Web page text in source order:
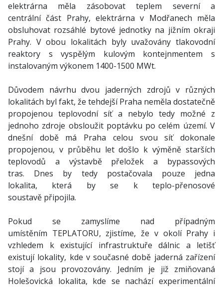
elektrárna měla zásobovat teplem severní a
centrální část Prahy, elektrárna v Modřanech měla
obsluhovat rozsáhlé bytové jednotky na jižním okraji
Prahy. V obou lokalitách byly uvažovány tlakovodní
reaktory s vyspělým kulovým kontejnmentem s
instalovaným výkonem 1400-1500 MWt.
Důvodem návrhu dvou jaderných zdrojů v různých
lokalitách byl fakt, že tehdejší Praha neměla dostatečně
propojenou teplovodní síť a nebylo tedy možné z
jednoho zdroje obsloužit poptávku po celém území. V
dnešní době má Praha celou svou síť dokonale
propojenou, v průběhu let došlo k výměně starších
teplovodů a výstavbě přeložek a bypassových
tras. Dnes by tedy postačovala pouze jedna
lokalita, která by se k teplo-přenosové
soustavě připojila.
Pokud se zamyslíme nad případným
umístěním TEPLATORU, zjistíme, že v okolí Prahy i
vzhledem k existující infrastruktuře dálnic a letišť
existují lokality, kde v současné době jaderná zařízení
stojí a jsou provozovány. Jedním je již zmiňovaná
Holešovická lokalita, kde se nachází experimentální